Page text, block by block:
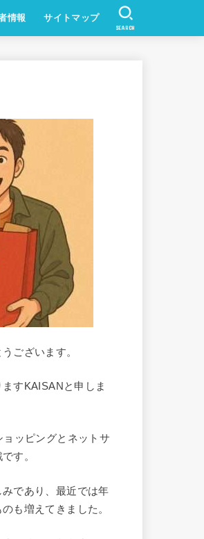
情報 サイトマップ
SEARCH
ございます。
すKAISANと申しま
ッピングとネットサ
す。
であり、最近では年
も増えてきました。